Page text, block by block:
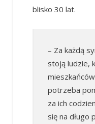
blisko 30 lat.
– Za każdą
stoją ludzie,
potrzeba
za ich
się na długo